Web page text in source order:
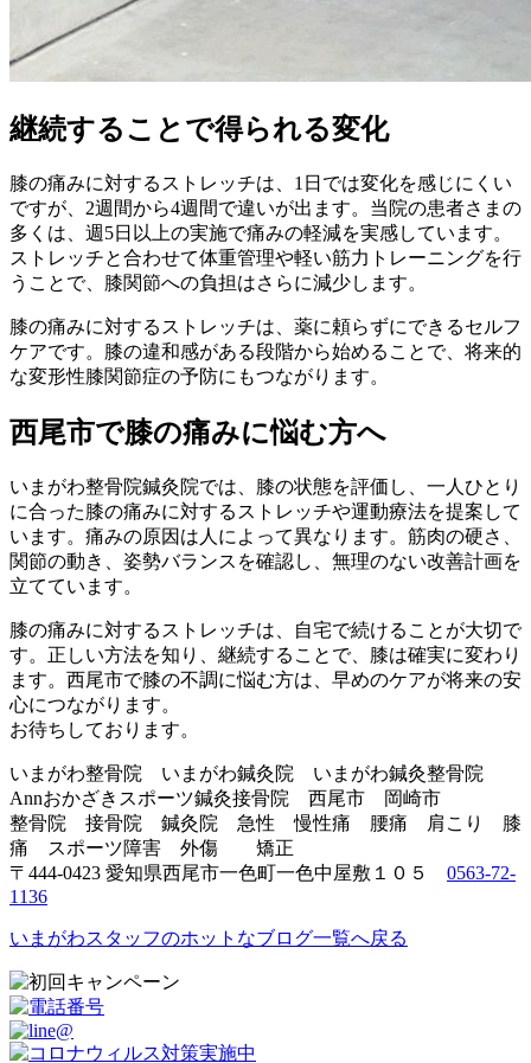
継続することで得られる変化
膝の痛みに対するストレッチは、1日では変化を感じにくい
ですが、2週間から4週間で違いが出ます。当院の患者さまの
多くは、週5日以上の実施で痛みの軽減を実感しています。
ストレッチと合わせて体重管理や軽い筋力トレーニングを行
うことで、膝関節への負担はさらに減少します。
膝の痛みに対するストレッチは、薬に頼らずにできるセルフ
ケアです。膝の違和感がある段階から始めることで、将来的
な変形性膝関節症の予防にもつながります。
西尾市で膝の痛みに悩む方へ
いまがわ整骨院鍼灸院では、膝の状態を評価し、一人ひとり
に合った膝の痛みに対するストレッチや運動療法を提案して
います。痛みの原因は人によって異なります。筋肉の硬さ、
関節の動き、姿勢バランスを確認し、無理のない改善計画を
立てています。
膝の痛みに対するストレッチは、自宅で続けることが大切で
す。正しい方法を知り、継続することで、膝は確実に変わり
ます。西尾市で膝の不調に悩む方は、早めのケアが将来の安
心につながります。
お待ちしております。
いまがわ整骨院 いまがわ鍼灸院 いまがわ鍼灸整骨院
Annおかざきスポーツ鍼灸接骨院 西尾市 岡崎市
整骨院 接骨院 鍼灸院 急性 慢性痛 腰痛 肩こり 膝
痛 スポーツ障害 外傷 矯正
〒444-0423 愛知県西尾市一色町一色中屋敷１０５ 0563-72-
1136
いまがわスタッフのホットなブログ一覧へ戻る